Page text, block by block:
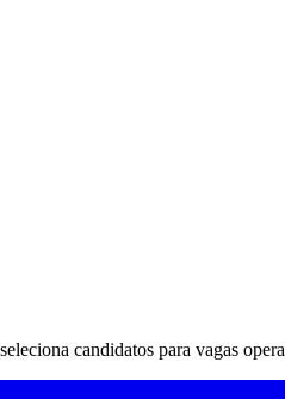
candidatos para vagas